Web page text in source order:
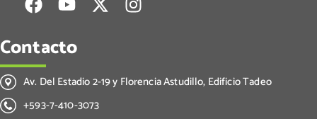
Contacto
Av. Del Estadio 2-19 y Florencia Astudillo, Edificio Tadeo
+593-7-410-3073